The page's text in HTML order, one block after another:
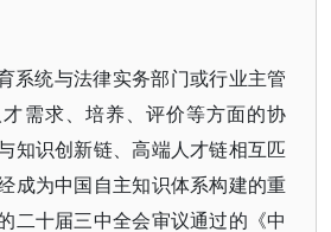
系统与法律实务部门或行业主管
需求、培养、评价等方面的协
知识创新链、高端人才链相互匹
成为中国自主知识体系构建的重
二十届三中全会审议通过的《中